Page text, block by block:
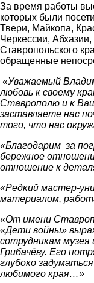
За время работы
которых были
Твери, Майкопа,
Черкессии,
Ставропольского
обращенные
«Уважаемый
любовь к своему
Ставрополю и к
заставляете нас
того, что нас
«Благодарим за
бережное
отношение к
«Редкий мастер-
материалом,
«От имени
«Дети войны»
сотрудникам музея
Грибачёву. Его
глубоко
любимого края…»